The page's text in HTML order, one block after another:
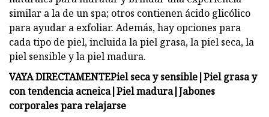
similar a la de un spa; otros contienen ácido glicólico
para ayudar a exfoliar. Además, hay opciones para
cada tipo de piel, incluida la piel grasa, la piel seca, la
piel sensible y la piel madura.
VAYA DIRECTAMENTEPiel seca y sensible|Piel grasa y
con tendencia acneica|Piel madura|Jabones
corporales para relajarse